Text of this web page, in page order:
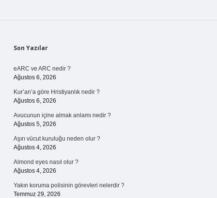
Sidebar
Son Yazılar
eARC ve ARC nedir ?
Ağustos 6, 2026
Kur’an’a göre Hristiyanlık nedir ?
Ağustos 6, 2026
Avucunun içine almak anlamı nedir ?
Ağustos 5, 2026
Aşırı vücut kuruluğu neden olur ?
Ağustos 4, 2026
Almond eyes nasıl olur ?
Ağustos 4, 2026
Yakın koruma polisinin görevleri nelerdir ?
Temmuz 29, 2026